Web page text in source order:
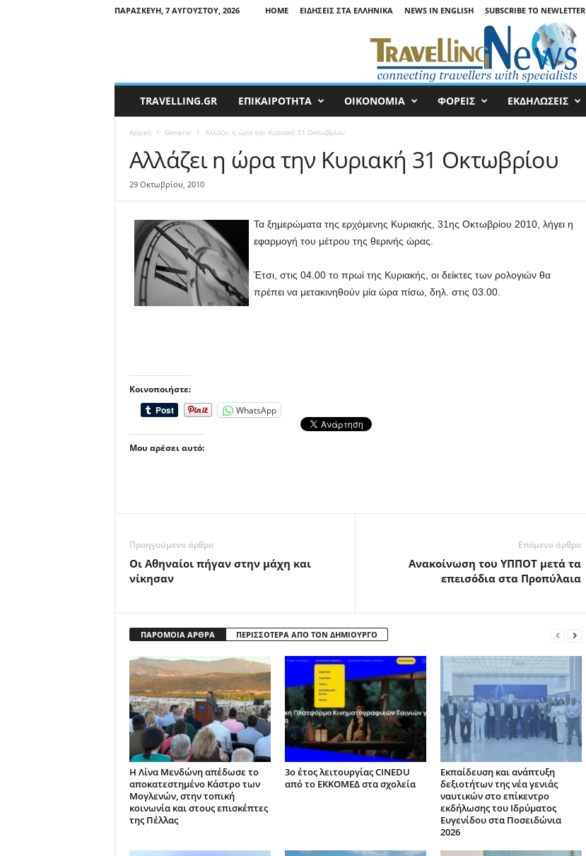
ΠΑΡΑΣΚΕΥΉ, 7 ΑΥΓΟΎΣΤΟΥ, 2026 HOME ΕΙΔΉΣΕΙΣ ΣΤΑ ΕΛΛΗΝΙΚΆ NEWS IN ENGLISH SUBSCRIBE TO NEWLETTER
a
TRAVELLING.GR ΕΠΙΚΑΙΡΟΤΗΤΑ ΟΙΚΟΝΟΜΙΑ ΦΟΡΕΙΣ ΕΚΔΗΛΩΣΕΙΣ
Αρχική General Αλλάζει η ώρα την Κυριακή 31 Οκτωβρίου
Αλλάζει η ώρα την Κυριακή 31 Οκτωβρίου
29 Οκτωβρίου, 2010
Τα ξημερώματα της ερχόμενης Κυριακής, 31ης Οκτωβρίου 2010, λήγει η
εφαρμογή του μέτρου της θερινής ώρας.
Έτσι, στις 04.00 το πρωί της Κυριακής, οι δείκτες των ρολογιών θα
πρέπει να μετακινηθούν μία ώρα πίσω, δηλ. στις 03.00.
Κοινοποιήστε:
WhatsApp
Μου αρέσει αυτό:
Προηγούμενο άρθρο
Οι Αθηναίοι πήγαν στην μάχη και
νίκησαν
Επόμενο άρθρο
Ανακοίνωση του ΥΠΠΟΤ μετά τα
επεισόδια στα Προπύλαια
ΠΑΡΟΜΟΙΑ ΑΡΘΡΑ ΠΕΡΙΣΣΟΤΕΡΑ ΑΠΟ ΤΟΝ ΔΗΜΙΟΥΡΓΟ
Η Λίνα Μενδώνη απέδωσε το
αποκατεστημένο Κάστρο των
Μογλενών, στην τοπική
κοινωνία και στους επισκέπτες
της Πέλλας
3ο έτος λειτουργίας CINEDU
από το ΕΚΚΟΜΕΔ στα σχολεία
Εκπαίδευση και ανάπτυξη
δεξιοτήτων της νέα γενιάς
ναυτικών στο επίκεντρο
εκδήλωσης του Ιδρύματος
Ευγενίδου στα Ποσειδώνια
2026